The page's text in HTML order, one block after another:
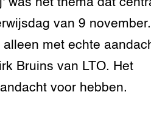
was het thema dat
van 9
met echte
Bruins van LTO. Het
voor hebben.